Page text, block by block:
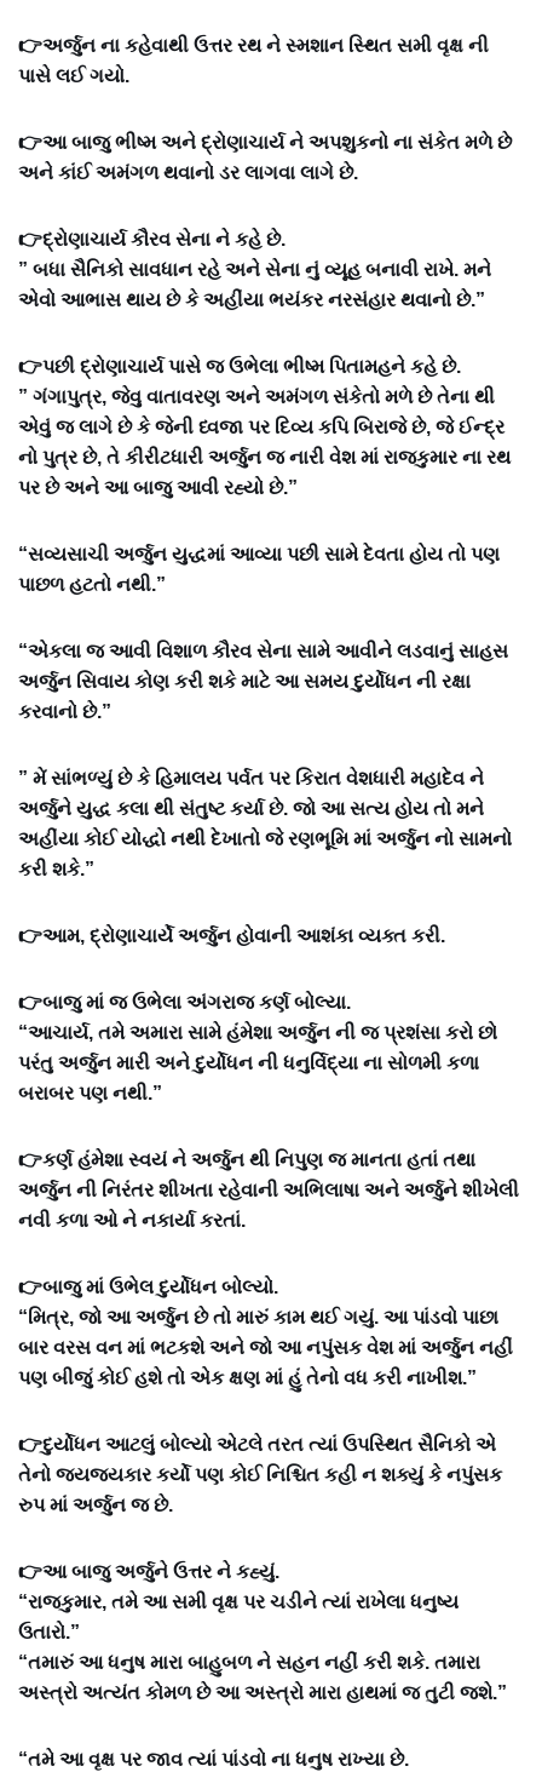
👉અર્જુન ના કહેવાથી ઉત્તર રથ ને સ્મશાન સ્થિત સમી વૃક્ષ ની
પાસે લઈ ગયો.
👉આ બાજુ ભીષ્મ અને દ્રોણાચાર્ય ને અપશુકનો ના સંકેત મળે છે‌
અને કાંઈ અમંગળ થવાનો ડર લાગવા લાગે છે.
👉દ્રોણાચાર્ય કૌરવ સેના ને કહે છે.
” બધા સૈનિકો સાવધાન રહે અને સેના નું વ્યૂહ બનાવી રાખે. મને
એવો આભાસ થાય છે કે અહીંયા ભયંકર નરસંહાર થવાનો છે.”
👉પછી દ્રોણાચાર્ય પાસે જ ઉભેલા ભીષ્મ પિતામહને કહે છે.
” ગંગાપુત્ર, જેવુ વાતાવરણ અને અમંગળ સંકેતો મળે છે તેના થી
એવું જ લાગે છે કે જેની ધ્વજા પર દિવ્ય કપિ બિરાજે છે, જે ઈન્દ્ર
નો પુત્ર છે, તે કીરીટધારી અર્જુન જ નારી વેશ માં રાજકુમાર ના રથ
પર છે અને આ બાજુ આવી રહ્યો છે.”
“સવ્યસાચી અર્જુન યુદ્ધમાં આવ્યા પછી સામે દેવતા હોય તો પણ
પાછળ હટતો નથી.”
“એકલા જ આવી વિશાળ કૌરવ સેના સામે આવીને લડવાનું સાહસ
અર્જુન સિવાય કોણ કરી શકે માટે આ સમય દુર્યોધન ની રક્ષા
કરવાનો છે.”
” મેં સાંભળ્યું છે કે હિમાલય પર્વત પર કિરાત વેશધારી મહાદેવ ને
અર્જુને યુદ્ધ કલા થી સંતુષ્ટ કર્યા છે. જો આ સત્ય હોય તો મને
અહીંયા કોઈ યોદ્ધો નથી દેખાતો જે રણભૂમિ માં અર્જુન નો સામનો
કરી શકે.”
👉આમ, દ્રોણાચાર્યે અર્જુન હોવાની આશંકા વ્યક્ત કરી.
👉બાજુ માં જ ઉભેલા અંગરાજ કર્ણ બોલ્યા.
“આચાર્ય, તમે અમારા સામે હંમેશા અર્જુન ની જ પ્રશંસા કરો છો
પરંતુ અર્જુન મારી અને દુર્યોધન ની ધનુર્વિદ્યા ના સોળમી કળા
બરાબર પણ નથી.”
👉કર્ણ હંમેશા સ્વયં ને અર્જુન થી નિપુણ જ માનતા હતાં તથા
અર્જુન ની નિરંતર શીખતા રહેવાની અભિલાષા અને અર્જુને શીખેલી
નવી કળા ઓ ને નકાર્યા કરતાં.
👉બાજુ માં ઉભેલ દુર્યોધન બોલ્યો.
“મિત્ર, જો આ અર્જુન છે તો મારું કામ થઈ ગયું. આ પાંડવો પાછા
બાર વરસ વન માં ભટકશે અને જો આ નપુંસક વેશ માં અર્જુન નહીં
પણ બીજું કોઈ હશે તો એક ક્ષણ માં હું તેનો વધ કરી નાખીશ.”
👉દુર્યોધન આટલું બોલ્યો એટલે તરત ત્યાં ઉપસ્થિત સૈનિકો એ
તેનો જયજયકાર કર્યો પણ કોઈ નિશ્ચિત કહી ન શક્યું કે નપુંસક
રુપ માં અર્જુન જ છે.
👉આ બાજુ અર્જુને ઉત્તર ને કહ્યું.
“રાજકુમાર, તમે આ સમી વૃક્ષ પર ચડીને ત્યાં રાખેલા ધનુષ્ય
ઉતારો.”
“તમારું આ ધનુષ મારા બાહુબળ ને સહન નહીં કરી શકે. તમારા
અસ્ત્રો અત્યંત કોમળ છે આ અસ્ત્રો મારા હાથમાં જ તુટી જશે.”
“તમે આ વૃક્ષ પર જાવ ત્યાં પાંડવો ના ધનુષ રાખ્યા છે.